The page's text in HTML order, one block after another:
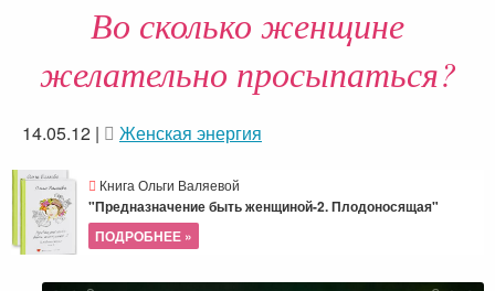
Во сколько женщине
желательно просыпаться?
14.05.12 | Женская энергия
Книга Ольги Валяевой
"Предназначение быть женщиной-2. Плодоносящая"
ПОДРОБНЕЕ »